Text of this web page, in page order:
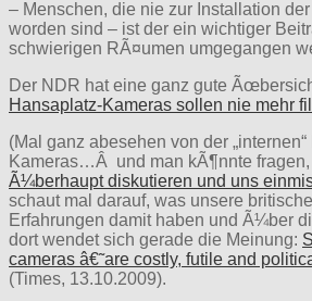
– Menschen, die nie zur Installation
worden sind – ist der ein wichtiger
schwierigen RÃ¤umen umgegangen
Der NDR hat eine ganz gute
Hansaplatz-Kameras sollen nie mehr
(Mal ganz abesehen von der
Kameras…Â und man kÃ¶nnte fragen,
Ã¼berhaupt diskutieren und uns
schaut mal darauf, was unsere
Erfahrungen damit haben und Ã¼ber
dort wendet sich gerade die Meinung:
cameras â€˜are costly, futile and
(Times, 13.10.2009).